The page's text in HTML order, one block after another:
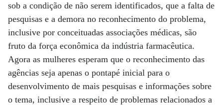
sob a condição de não serem identificados, que a falta de
pesquisas e a demora no reconhecimento do problema,
inclusive por conceituadas associações médicas, são
fruto da força econômica da indústria farmacêutica.
Agora as mulheres esperam que o reconhecimento das
agências seja apenas o pontapé inicial para o
desenvolvimento de mais pesquisas e informações sobre
o tema, inclusive a respeito de problemas relacionados a